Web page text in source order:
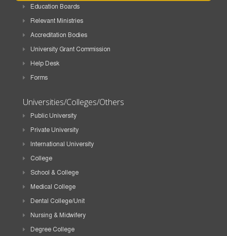
Education Boards
Relevant Ministries
Accreditation Bodies
University Grant Commission
Help Desk
Forms
Universities/Colleges/Others
Public University
Private University
International University
College
School & College
Medical College
Dental College/Unit
Nursing & Midwifery
Degree College